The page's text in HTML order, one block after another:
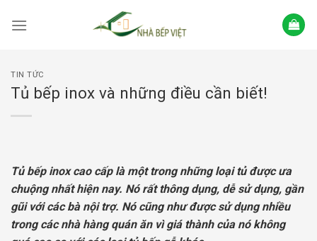
TIN TỨC
Tủ bếp inox và những điều cần biết!
Tủ bếp inox cao cấp là một trong những loại tủ được ưa
chuộng nhất hiện nay. Nó rất thông dụng, dễ sử dụng, gần
gũi với các bà nội trợ. Nó cũng như được sử dụng nhiều
trong các nhà hàng quán ăn vì giá thành của nó không